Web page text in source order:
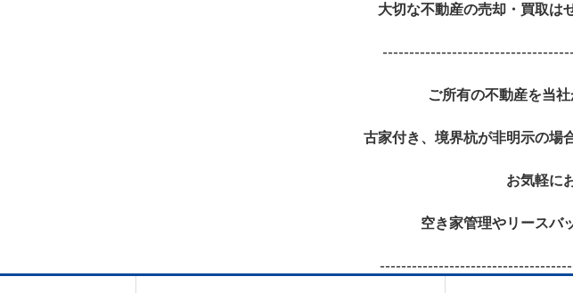
大切な不動産の売却・買取は
ご所有の不動産を当
古家付き、境界杭が非明示の場
お気軽に
空き家管理やリースバ